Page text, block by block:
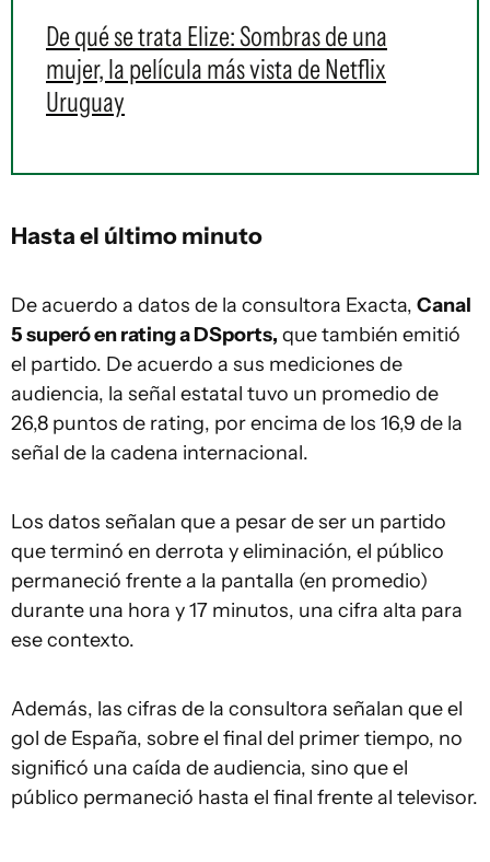
De qué se trata Elize: Sombras de una
mujer, la película más vista de Netflix
Uruguay
Hasta el último minuto
De acuerdo a datos de la consultora Exacta, Canal
5 superó en rating a DSports, que también emitió
el partido. De acuerdo a sus mediciones de
audiencia, la señal estatal tuvo un promedio de
26,8 puntos de rating, por encima de los 16,9 de la
señal de la cadena internacional.
Los datos señalan que a pesar de ser un partido
que terminó en derrota y eliminación, el público
permaneció frente a la pantalla (en promedio)
durante una hora y 17 minutos, una cifra alta para
ese contexto.
Además, las cifras de la consultora señalan que el
gol de España, sobre el final del primer tiempo, no
significó una caída de audiencia, sino que el
público permaneció hasta el final frente al televisor.